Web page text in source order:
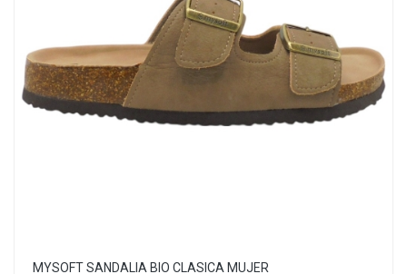
MYSOFT SANDALIA BIO CLASICA MUJER